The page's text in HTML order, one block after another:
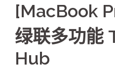
[MacBook
绿联多功能
Hub